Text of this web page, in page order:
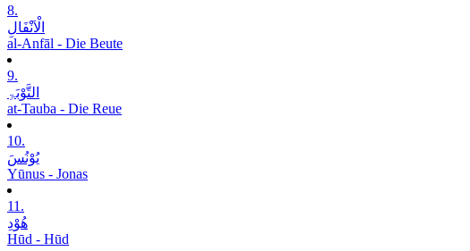
8.
الْاَنْفَالِ
al-Anfāl - Die Beute
9.
التَّوْبَۃِ
at-Tauba - Die Reue
10.
یُوْنُسَ
Yūnus - Jonas
11.
ھُوْدِ
Hūd - Hūd